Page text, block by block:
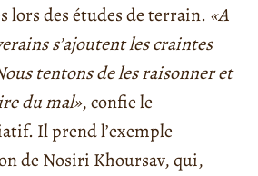
lors des études de terrain. «A
s’ajoutent les craintes
tentons de les raisonner et
du mal», confie le
Il prend l’exemple
de Nosiri Khoursav, qui,